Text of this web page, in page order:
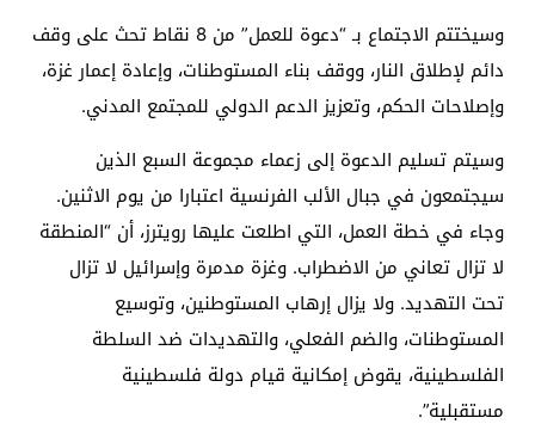
وسيختتم الاجتماع بـ “دعوة للعمل” من 8 نقاط تحث على وقف
دائم لإطلاق النار، ووقف بناء المستوطنات، وإعادة إعمار غزة،
وإصلاحات الحكم، وتعزيز الدعم الدولي للمجتمع المدني.
وسيتم تسليم الدعوة إلى زعماء مجموعة السبع الذين
سيجتمعون في جبال الألب الفرنسية اعتبارا من يوم الاثنين.
وجاء في خطة العمل، التي اطلعت عليها رويترز، أن “المنطقة
لا تزال تعاني من الاضطراب. وغزة مدمرة وإسرائيل لا تزال
تحت التهديد. ولا يزال إرهاب المستوطنين، وتوسيع
المستوطنات، والضم الفعلي، والتهديدات ضد السلطة
الفلسطينية، يقوض إمكانية قيام دولة فلسطينية
مستقبلية”.